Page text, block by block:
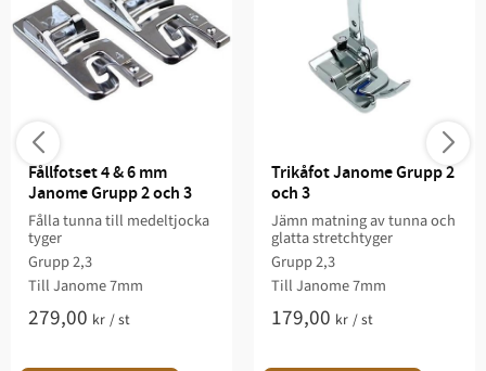
Fållfotset 4 & 6 mm
Janome Grupp 2 och 3
Fålla tunna till medeltjocka
tyger
Grupp 2,3
Till Janome 7mm
279,00 kr /st
Trikåfot Janome Grupp 2
och 3
Jämn matning av tunna och
glatta stretchtyger
Grupp 2,3
Till Janome 7mm
179,00 kr /st